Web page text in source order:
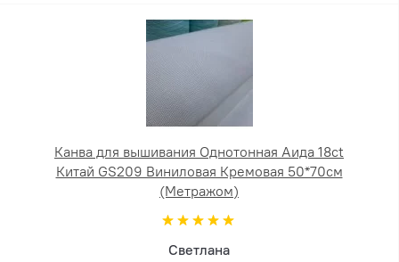
Канва для вышивания Однотонная Аида 18ct
Китай GS209 Виниловая Кремовая 50*70см
(Метражом)
Светлана